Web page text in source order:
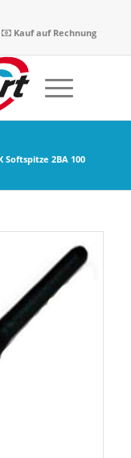
Kauf auf Rechnung
Softspitze 2BA 100